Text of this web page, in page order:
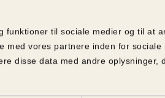
funktioner til sociale medier og til at
med vores partnere inden for sociale
disse data med andre oplysninger,